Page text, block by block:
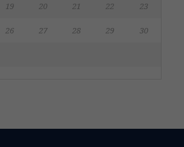
19 20 21 22 23
26 27 28 29 30